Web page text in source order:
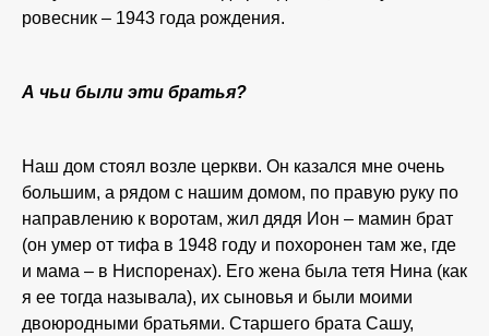
ровесник – 1943 года рождения.
А чьи были эти братья?
Наш дом стоял возле церкви. Он казался мне очень
большим, а рядом с нашим домом, по правую руку по
направлению к воротам, жил дядя Ион – мамин брат
(он умер от тифа в 1948 году и похоронен там же, где
и мама – в Ниспоренах). Его жена была тетя Нина (как
я ее тогда называла), их сыновья и были моими
двоюродными братьями. Старшего брата Сашу,